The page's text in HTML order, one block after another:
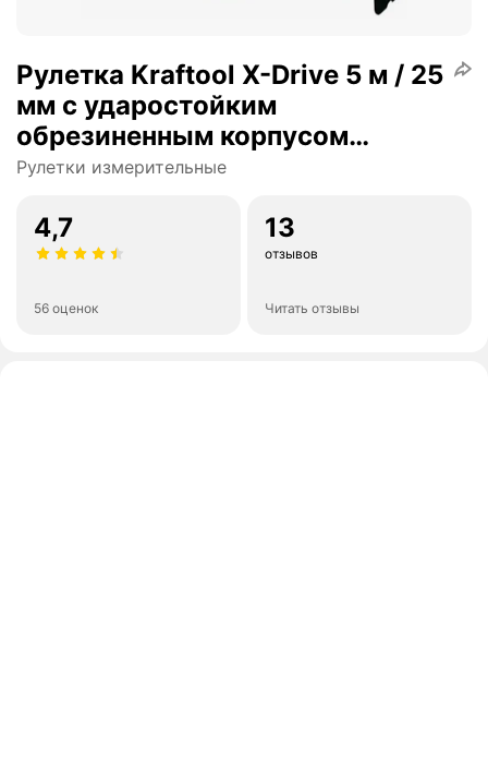
Рулетка Kraftool X-Drive 5 м / 25
мм с ударостойким
обрезиненным корпусом
34122-05-25_z02
Рулетки измерительные
4,7
56 оценок
13
отзывов
Читать отзывы